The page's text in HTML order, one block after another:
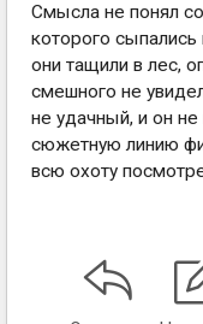
Смысла не понял
которого
они тащили в лес,
смешного не
не удачный, и он
сюжетную линию
всю охоту